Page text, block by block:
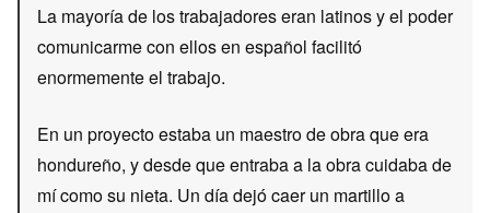
La mayoría de los trabajadores eran latinos y el poder
comunicarme con ellos en español facilitó
enormemente el trabajo.
En un proyecto estaba un maestro de obra que era
hondureño, y desde que entraba a la obra cuidaba de
mí como su nieta. Un día dejó caer un martillo a